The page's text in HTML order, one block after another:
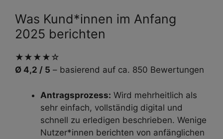
Was Kund*innen im Anfang
2025 berichten
★★★★☆
Ø 4,2 / 5 – basierend auf ca. 850 Bewertungen
Antragsprozess: Wird mehrheitlich als
sehr einfach, vollständig digital und
schnell zu erledigen beschrieben. Wenige
Nutzer*innen berichten von anfänglichen